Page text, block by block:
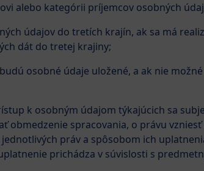
alebo kategórii príjemcov osobných
údajov do tretích krajín, ak sa má
dát do tretej krajiny;
osobné údaje uložené, a ak nie
k osobným údajom týkajúcich sa
obmedzenie spracovania, o právu
práv a spôsobom ich
prichádza v súvislosti s